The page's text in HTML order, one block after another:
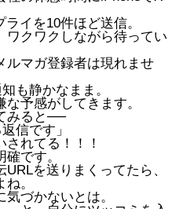
イを10件ほど送信。
ワクワクしながら待ってい
ルマガ登録者は現れませ
も静かなまま。
予感がしてきます。
みると──
信です」
れてる！！！
です。
を送りまくってたら、
。
づかないとは。